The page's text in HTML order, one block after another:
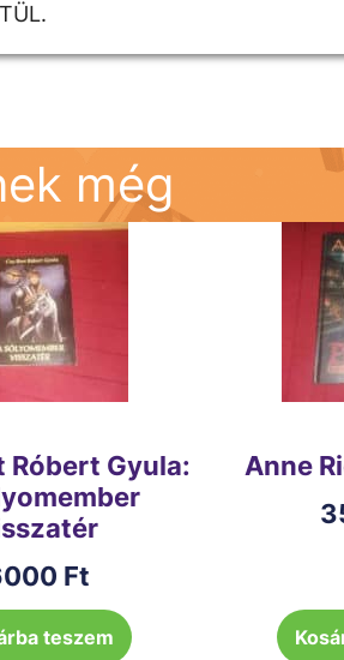
még
Róbert Gyula:
Ft
teszem
Anne